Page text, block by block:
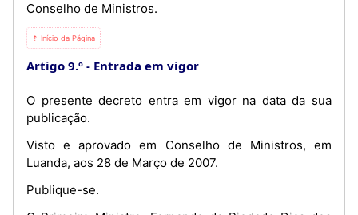
Conselho de Ministros.
⇡ Início da Página
Artigo 9.º Entrada em vigor
O presente decreto entra em vigor na data da sua
publicação.
Visto e aprovado em Conselho de Ministros, em
Luanda, aos 28 de Março de 2007.
Publique-se.